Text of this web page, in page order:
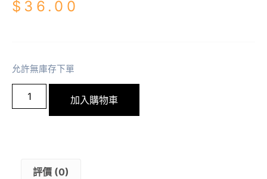
$ 36.00
允許無庫存下單
加入購物車
評價 (0)